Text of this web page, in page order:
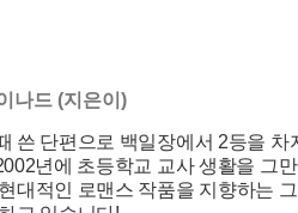
나드 (지은이)
쓴 단편으로 백일장에서 2등을
년에 초등학교 교사 생활을 그
대적인 로맨스 작품을 지향하는